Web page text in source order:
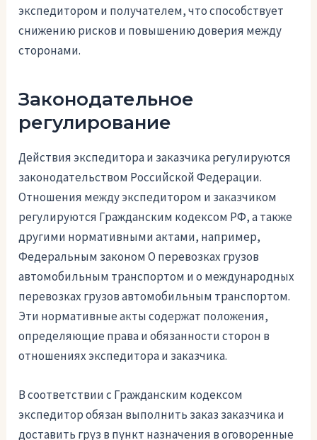
экспедитором и получателем, что способствует
снижению рисков и повышению доверия между
сторонами.
Законодательное
регулирование
Действия экспедитора и заказчика регулируются
законодательством Российской Федерации.
Отношения между экспедитором и заказчиком
регулируются Гражданским кодексом РФ, а также
другими нормативными актами, например,
Федеральным законом О перевозках грузов
автомобильным транспортом и о международных
перевозках грузов автомобильным транспортом.
Эти нормативные акты содержат положения,
определяющие права и обязанности сторон в
отношениях экспедитора и заказчика.
В соответствии с Гражданским кодексом
экспедитор обязан выполнить заказ заказчика и
доставить груз в пункт назначения в оговоренные